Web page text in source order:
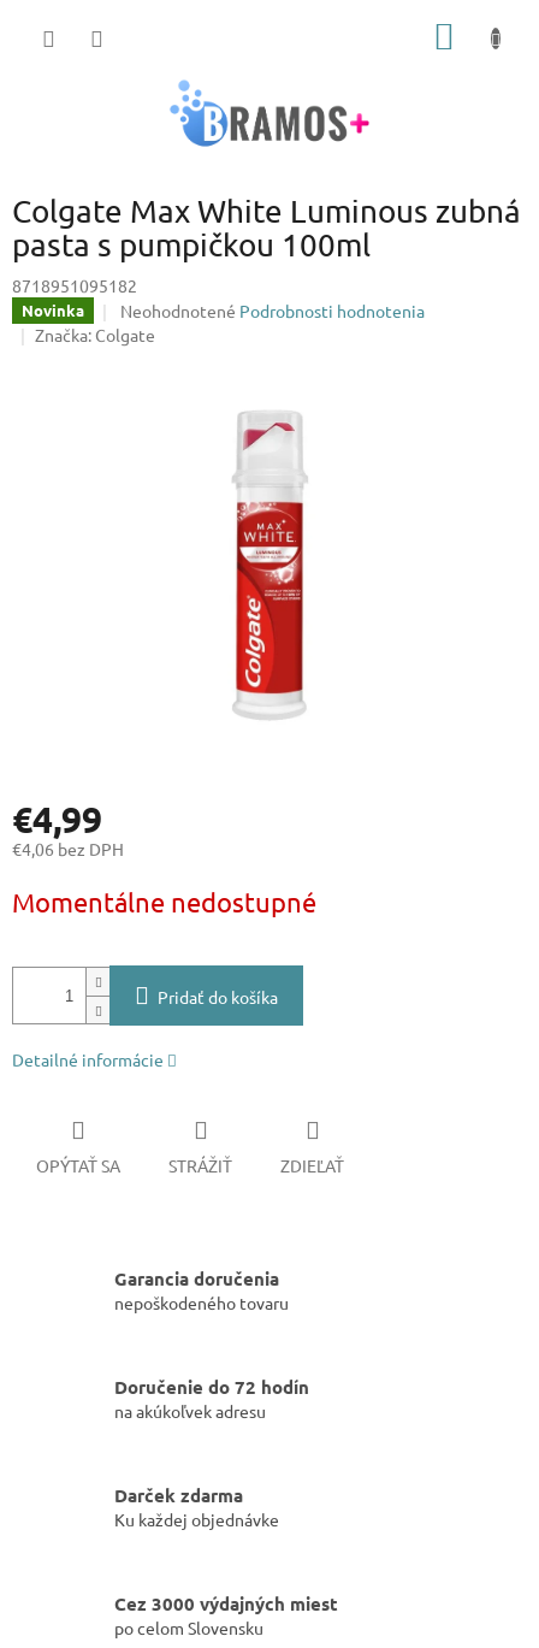
Colgate Max White Luminous zubná
pasta s pumpičkou 100ml
8718951095182
Novinka
Priemerné
hodnotenie
Neohodnotené Podrobnosti hodnotenia
Značka: Colgate
€4,99
€4,06 bez DPH
cena:
Momentálne nedostupné
Pridať do košíka
Detailné informácie
OPÝTAŤ SA STRÁŽIŤ ZDIEĽAŤ
Garancia doručenia
nepoškodeného tovaru
Doručenie do 72 hodín
na akúkoľvek adresu
Darček zdarma
Ku každej objednávke
Cez 3000 výdajných miest
po celom Slovensku